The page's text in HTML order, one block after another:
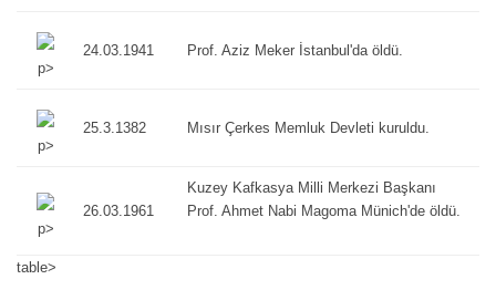
p>
24.03.1941 Prof. Aziz Meker İstanbul'da öldü.
p>
25.3.1382 Mısır Çerkes Memluk Devleti kuruldu.
p>
26.03.1961
Kuzey Kafkasya Milli Merkezi Başkanı
Prof. Ahmet Nabi Magoma Münich'de öldü.
table>